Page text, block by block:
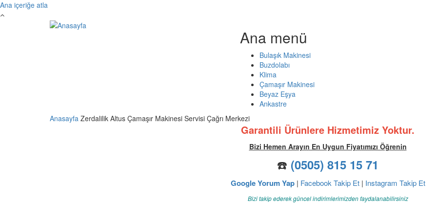
Ana içeriğe atla
Ana menü
Bulaşık Makinesi
Buzdolabı
Klima
Çamaşır Makinesi
Beyaz Eşya
Ankastre
Anasayfa Zerdalilik Altus Çamaşır Makinesi Servisi Çağrı Merkezi
Garantili Ürünlere Hizmetimiz Yoktur.
Bizi Hemen Arayın En Uygun Fiyatımızı Öğrenin
☎️ (0505) 815 15 71
Google Yorum Yap| Facebook Takip Et| Instagram Takip Et
Bizi takip ederek güncel indirimlerimizden faydalanabilirsiniz